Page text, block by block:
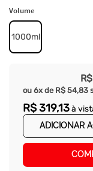
Volume
1000ml
R$
ou 6x de R$ 54,83
R$319,13à
ADICIONAR